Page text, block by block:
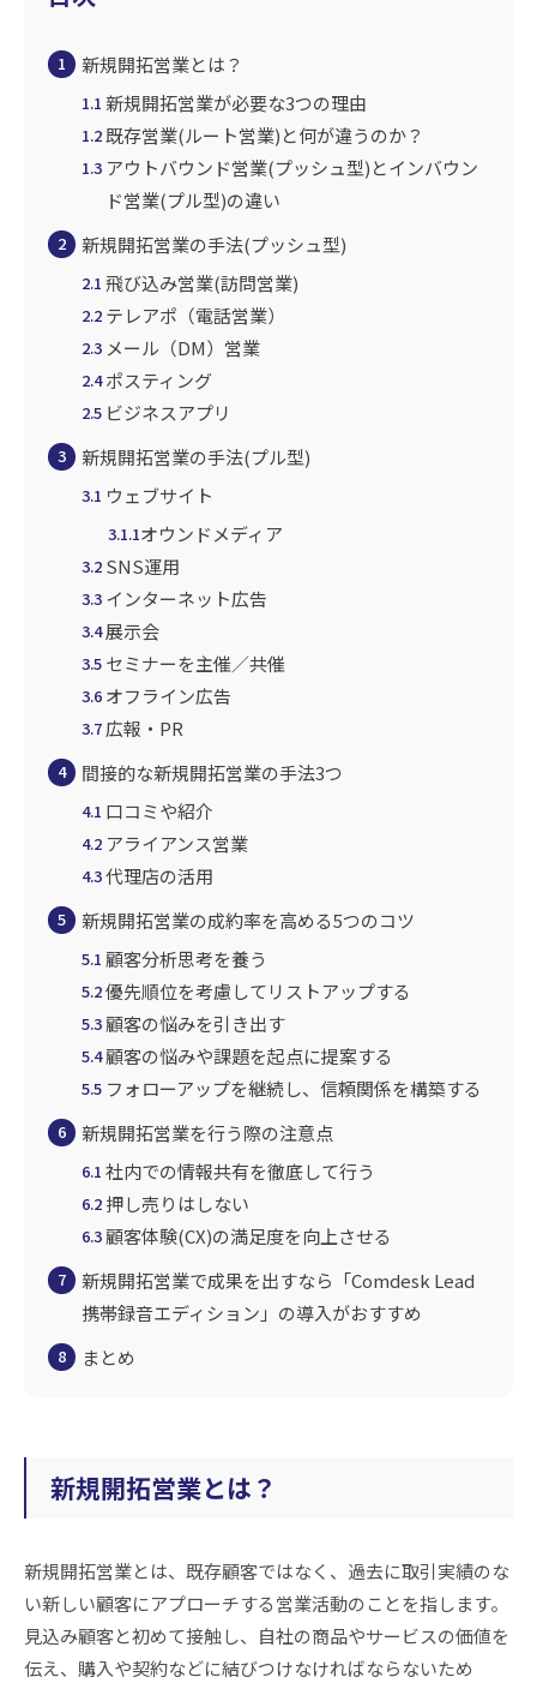
1 新規開拓営業とは？
1.1 新規開拓営業が必要な3つの理由
1.2既存営業(ルート営業)と何が違うのか？
1.3 アウトバウンド営業(プッシュ型)とインバウン
ド営業(プル型)の違い
2 新規開拓営業の手法(プッシュ型)
2.1 飛び込み営業(訪問営業)
2.2 テレアポ（電話営業）
2.3 メール（DM）営業
2.4 ポスティング
2.5 ビジネスアプリ
3 新規開拓営業の手法(プル型)
3.1 ウェブサイト
3.1.1オウンドメディア
3.2 SNS運用
3.3 インターネット広告
3.4 展示会
3.5 セミナーを主催／共催
3.6 オフライン広告
3.7 広報・PR
4 間接的な新規開拓営業の手法3つ
4.1 口コミや紹介
4.2 アライアンス営業
4.3代理店の活用
5 新規開拓営業の成約率を高める5つのコツ
5.1 顧客分析思考を養う
5.2優先順位を考慮してリストアップする
5.3 顧客の悩みを引き出す
5.4 顧客の悩みや課題を起点に提案する
5.5 フォローアップを継続し、信頼関係を構築する
6 新規開拓営業を行う際の注意点
6.1 社内での情報共有を徹底して行う
6.2 押し売りはしない
6.3 顧客体験(CX)の満足度を向上させる
7
新規開拓営業で成果を出すなら「Comdesk Lead
携帯録音エディション」の導入がおすすめ
8 まとめ
新規開拓営業とは？
新規開拓営業とは、既存顧客ではなく、過去に取引実績のな
い新しい顧客にアプローチする営業活動のことを指します。
見込み顧客と初めて接触し、自社の商品やサービスの価値を
伝え、購入や契約などに結びつけなければならないため